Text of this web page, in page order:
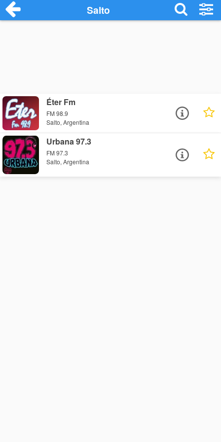
Salto
Éter Fm
FM 98.9
Salto, Argentina
Urbana 97.3
FM 97.3
Salto, Argentina